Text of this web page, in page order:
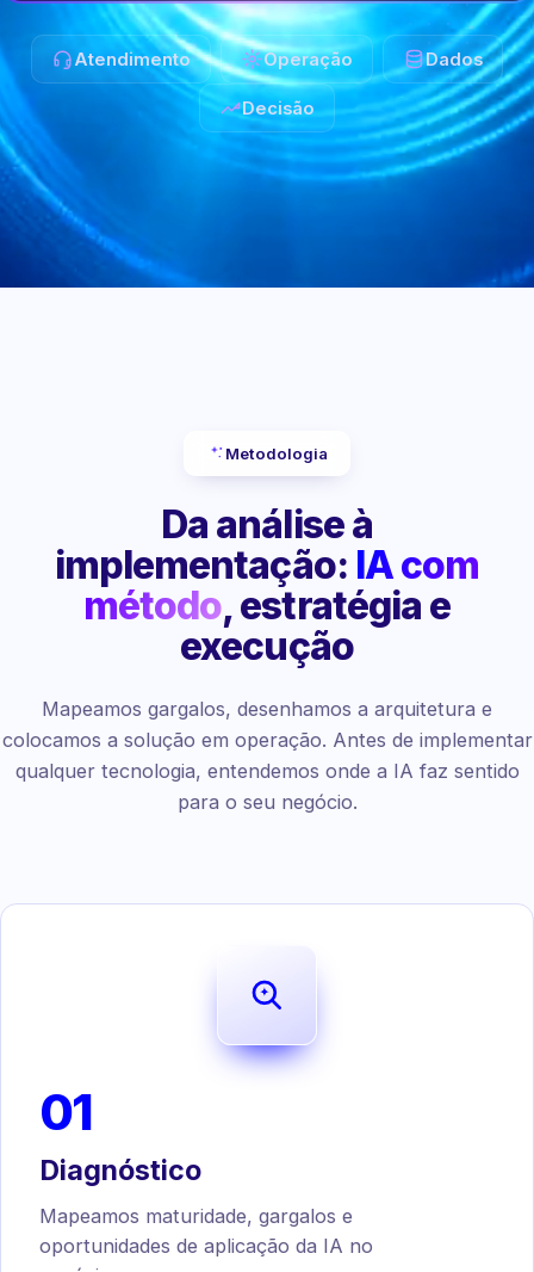
Atendimento Operação Dados
Decisão
Metodologia
Da análise à
implementação: IA com
método, estratégia e
execução
Mapeamos gargalos, desenhamos a arquitetura e
colocamos a solução em operação. Antes de implementar
qualquer tecnologia, entendemos onde a IA faz sentido
para o seu negócio.
01
Diagnóstico
Mapeamos maturidade, gargalos e
oportunidades de aplicação da IA no